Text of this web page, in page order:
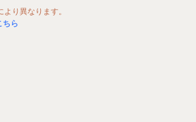
り異なります。
ちら